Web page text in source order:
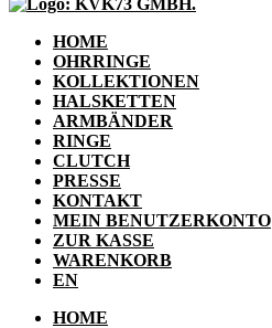
HOME
OHRRINGE
KOLLEKTIONEN
HALSKETTEN
ARMBÄNDER
RINGE
CLUTCH
PRESSE
KONTAKT
MEIN BENUTZERKONTO
ZUR KASSE
WARENKORB
EN
HOME